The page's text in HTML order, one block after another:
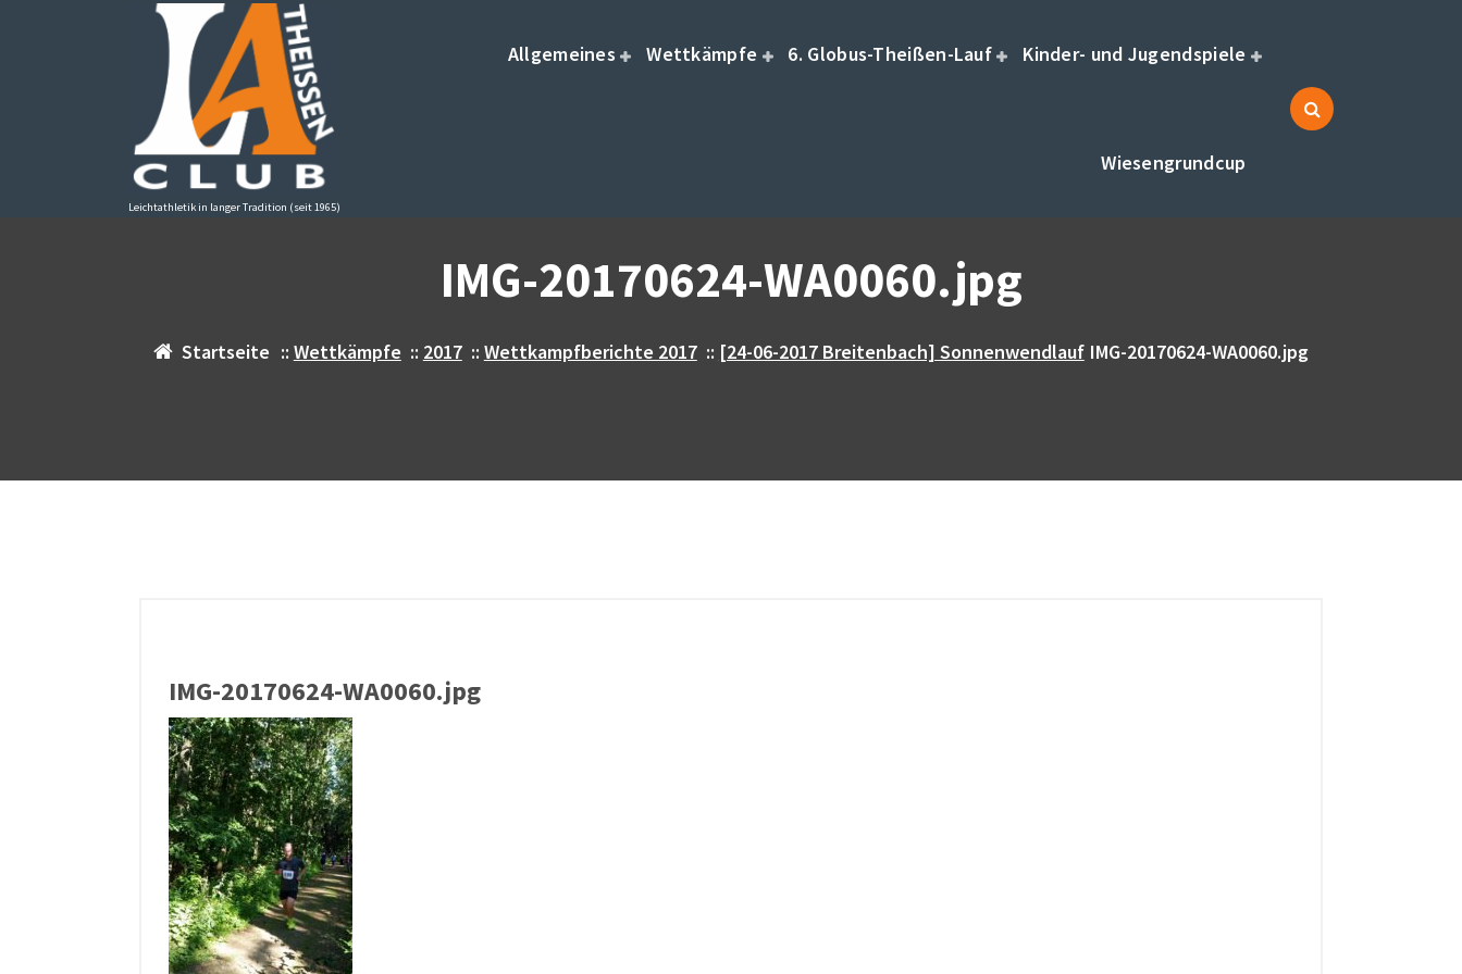
Leichtathletik in langer Tradition (seit 1965)
Allgemeines Wettkämpfe 6. Globus-Theißen-Lauf Kinder- und Jugendspiele
Wiesengrundcup
IMG-20170624-WA0060.jpg
Startseite :: Wettkämpfe :: 2017:: Wettkampfberichte 2017:: [24-06-2017 Breitenbach] Sonnenwendlauf IMG-20170624-WA0060.jpg
IMG-20170624-WA0060.jpg